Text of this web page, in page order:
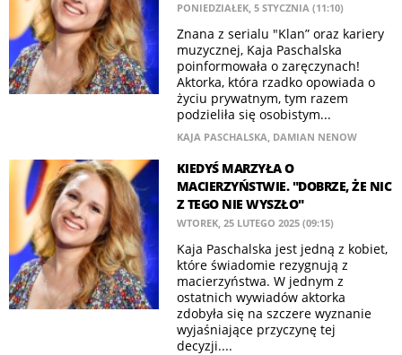
PONIEDZIAŁEK, 5 STYCZNIA (11:10)
Znana z serialu "Klan” oraz kariery
muzycznej, Kaja Paschalska
poinformowała o zaręczynach!
Aktorka, która rzadko opowiada o
życiu prywatnym, tym razem
podzieliła się osobistym...
KAJA PASCHALSKA, DAMIAN NENOW
KIEDYŚ MARZYŁA O
MACIERZYŃSTWIE. "DOBRZE, ŻE NIC
Z TEGO NIE WYSZŁO"
WTOREK, 25 LUTEGO 2025 (09:15)
Kaja Paschalska jest jedną z kobiet,
które świadomie rezygnują z
macierzyństwa. W jednym z
ostatnich wywiadów aktorka
zdobyła się na szczere wyznanie
wyjaśniające przyczynę tej
decyzji....